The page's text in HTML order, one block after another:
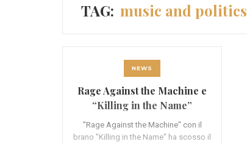
TAG: music and politics
NEWS
Rage Against the Machine e
“Killing in the Name”
"Rage Against the Machine" con il
brano "Killing in the Name" ha scosso il